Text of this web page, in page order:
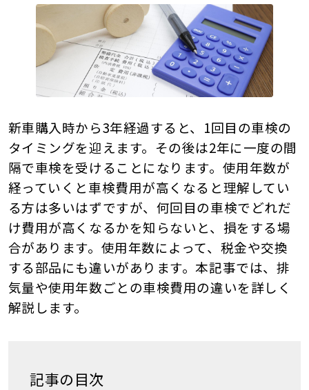
車検見積
車検サービス トップ
車検料金・メニュー
品質管理とサポート体制
オイル交換・点検・整備予約
お役立ち情報
お問い合わせ
企業情報 採用情報
新車購入時から3年経過すると、1回目の車検の
タイミングを迎えます。その後は2年に一度の間
隔で車検を受けることになります。使用年数が
経っていくと車検費用が高くなると理解してい
る方は多いはずですが、何回目の車検でどれだ
け費用が高くなるかを知らないと、損をする場
合があります。使用年数によって、税金や交換
する部品にも違いがあります。本記事では、排
気量や使用年数ごとの車検費用の違いを詳しく
解説します。
記事の目次